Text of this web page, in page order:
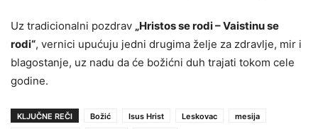
Uz tradicionalni pozdrav „Hristos se rodi – Vaistinu se
rodi“, vernici upućuju jedni drugima želje za zdravlje, mir i
blagostanje, uz nadu da će božićni duh trajati tokom cele
godine.
KLJUČNE REČI Božić Isus Hrist Leskovac
mesija